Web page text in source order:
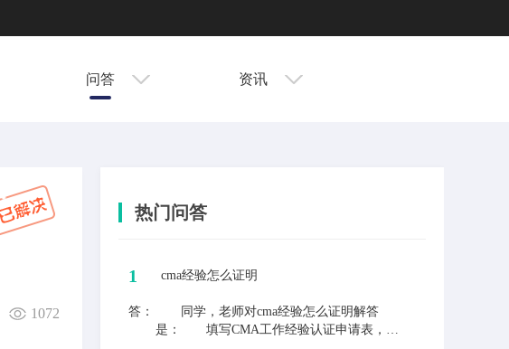
问答 资讯
1072
热门问答
1 cma经验怎么证明
答：
同学，老师对cma经验怎么证明解答
是： 填写CMA工作经验认证申请表，表